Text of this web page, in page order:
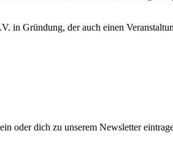
in Gründung, der auch einen
oder dich zu unserem Newsletter